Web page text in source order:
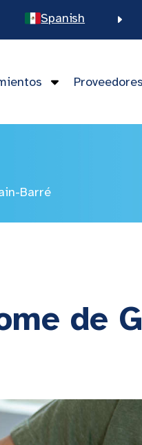
Spanish
Proveedores
Barré
de